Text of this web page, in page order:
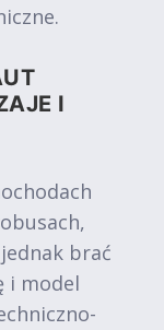
I
brać
i model